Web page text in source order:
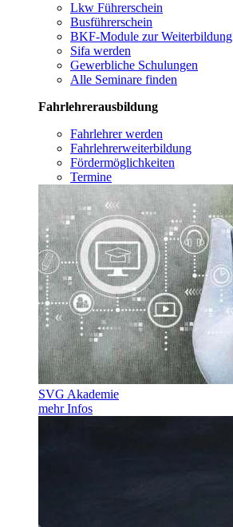
Lkw Führerschein
Busführerschein
BKF-Module zur Weiterbildung
Sifa werden
Gewerbliche Schulungen
Alle Seminare finden
Fahrlehrerausbildung
Fahrlehrer werden
Fahrlehrerweiterbildung
Fördermöglichkeiten
Termine
SVG Akademie
mehr Infos